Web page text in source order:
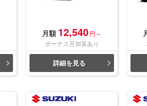
月額 12,540円～
ボーナス月加算あり
詳細を見る